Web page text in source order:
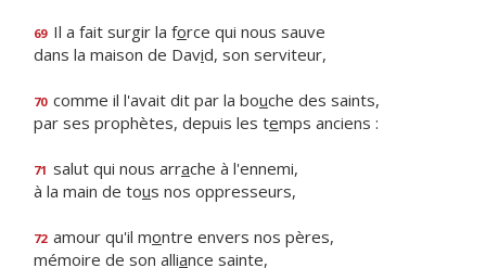
69 Il a fait surgir la force qui nous sauve
dans la maison de David, son serviteur,
70 comme il l'avait dit par la bouche des saints,
par ses prophètes, depuis les temps anciens :
71 salut qui nous arrache à l'ennemi,
à la main de tous nos oppresseurs,
72 amour qu'il montre envers nos pères,
mémoire de son alliance sainte,